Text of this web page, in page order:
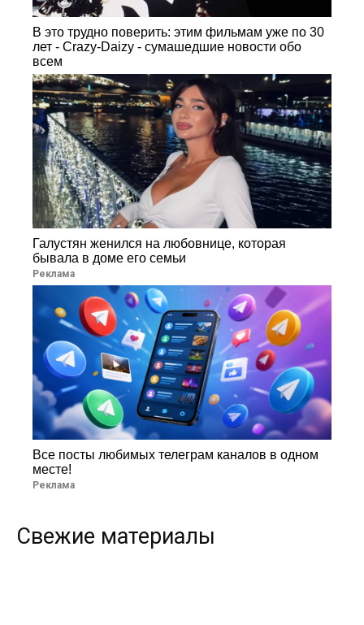
В это трудно поверить: этим фильмам уже по 30
лет - Crazy-Daizy - сумашедшие новости обо
всем
Галустян женился на любовнице, которая
бывала в доме его семьи
Реклама
Все посты любимых телеграм каналов в одном
месте!
Реклама
Свежие материалы